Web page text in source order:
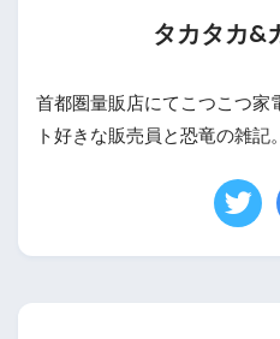
タカタカ&
首都圏量販店にてこつこつ家
ト好きな販売員と恐竜の雑記。